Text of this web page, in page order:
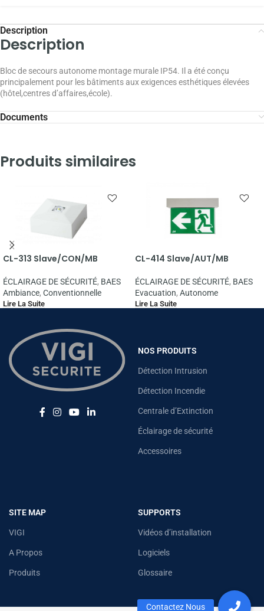
Description
Description
Bloc de secours autonome montage murale IP54. Il a été conçu
principalement pour les bâtiments aux exigences esthétiques élevées
(hôtel,centres d’affaires,école).
Documents
Produits similaires
CL-313 Slave/CON/MB
ÉCLAIRAGE DE SÉCURITÉ, BAES
Ambiance, Conventionnelle
Lire La Suite
CL-414 Slave/AUT/MB
ÉCLAIRAGE DE SÉCURITÉ, BAES
Evacuation, Autonome
Lire La Suite
NOS PRODUITS
Détection Intrusion
Détection Incendie
Centrale d’Extinction
Éclairage de sécurité
Accessoires
SITE MAP
VIGI
A Propos
Produits
SUPPORTS
Vidéos d’installation
Logiciels
Glossaire